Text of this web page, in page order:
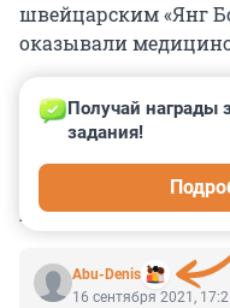
швейцарским «Янг
оказывали
КОММЕНТАРИИ 5
Abu-Denis
Получай награды
задания!
16 сентября 2021,